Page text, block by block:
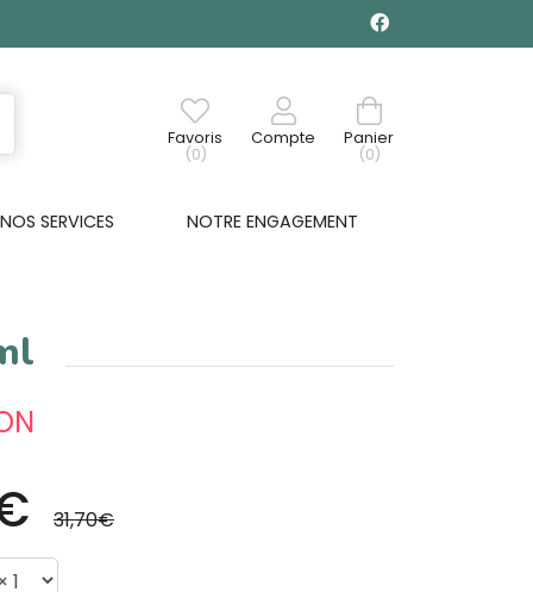
Favoris
(0)
Compte
Panier
(0)
NOS SERVICES NOTRE ENGAGEMENT
31,70€